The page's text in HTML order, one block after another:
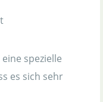
spezielle
es sich sehr